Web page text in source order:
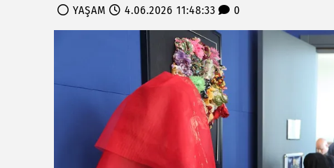
YAŞAM 4.06.2026 11:48:33 0